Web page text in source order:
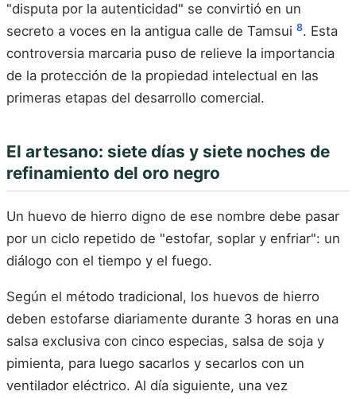
"disputa por la autenticidad" se convirtió en un
secreto a voces en la antigua calle de Tamsui 8. Esta
controversia marcaria puso de relieve la importancia
de la protección de la propiedad intelectual en las
primeras etapas del desarrollo comercial.
El artesano: siete días y siete noches de
refinamiento del oro negro
Un huevo de hierro digno de ese nombre debe pasar
por un ciclo repetido de "estofar, soplar y enfriar": un
diálogo con el tiempo y el fuego.
Según el método tradicional, los huevos de hierro
deben estofarse diariamente durante 3 horas en una
salsa exclusiva con cinco especias, salsa de soja y
pimienta, para luego sacarlos y secarlos con un
ventilador eléctrico. Al día siguiente, una vez